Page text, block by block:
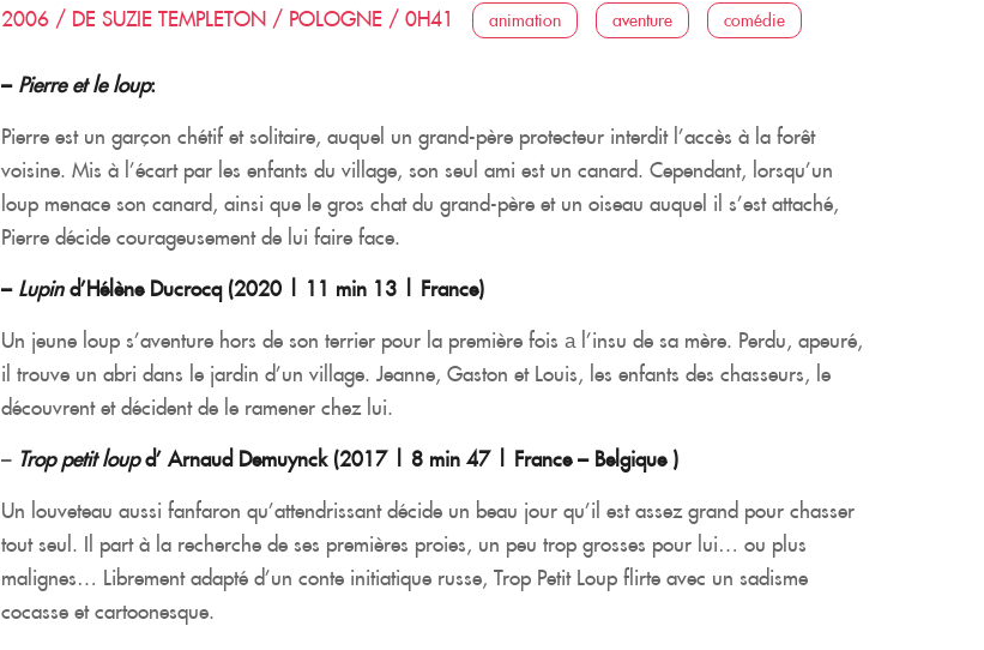
2006 / DE SUZIE TEMPLETON / POLOGNE / 0H41 animation aventure comédie
– Pierre et le loup:
Pierre est un garçon chétif et solitaire, auquel un grand-père protecteur interdit l’accès à la forêt
voisine. Mis à l’écart par les enfants du village, son seul ami est un canard. Cependant, lorsqu’un
loup menace son canard, ainsi que le gros chat du grand-père et un oiseau auquel il s’est attaché,
Pierre décide courageusement de lui faire face.
– Lupind’Hélène Ducrocq (2020 | 11 min 13 | France)
Un jeune loup s’aventure hors de son terrier pour la première fois а l’insu de sa mère. Perdu, apeuré,
il trouve un abri dans le jardin d’un village. Jeanne, Gaston et Louis, les enfants des chasseurs, le
découvrent et décident de le ramener chez lui.
– Trop petit loupd’ Arnaud Demuynck (2017 | 8 min 47 | France – Belgique )
Un louveteau aussi fanfaron qu’attendrissant décide un beau jour qu’il est assez grand pour chasser
tout seul. Il part à la recherche de ses premières proies, un peu trop grosses pour lui… ou plus
malignes… Librement adapté d’un conte initiatique russe, Trop Petit Loup flirte avec un sadisme
cocasse et cartoonesque.